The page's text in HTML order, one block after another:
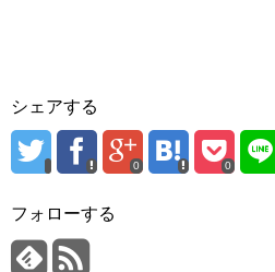
シェアする
0 0
フォローする